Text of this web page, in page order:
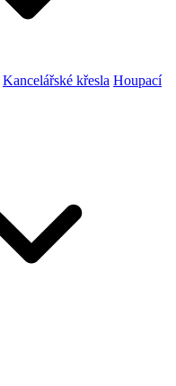
Kancelářské křesla Houpací